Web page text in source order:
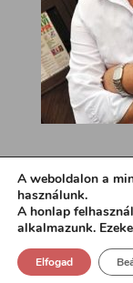
A weboldalon a
használunk.
A honlap
alkalmazunk.
Elfogad